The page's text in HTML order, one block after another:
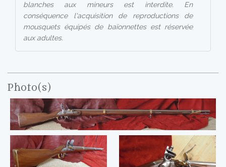
blanches aux mineurs est interdite. En
conséquence l'acquisition de reproductions de
mousquets équipés de baïonnettes est réservée
aux adultes.
Photo(s)